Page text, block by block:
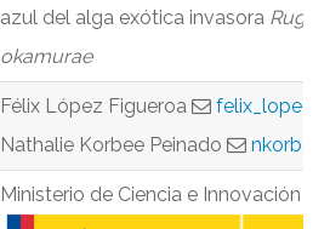
azul del alga exótica invasora
okamurae
Félix López Figueroa
Nathalie Korbee Peinado
Ministerio de Ciencia e Innovación